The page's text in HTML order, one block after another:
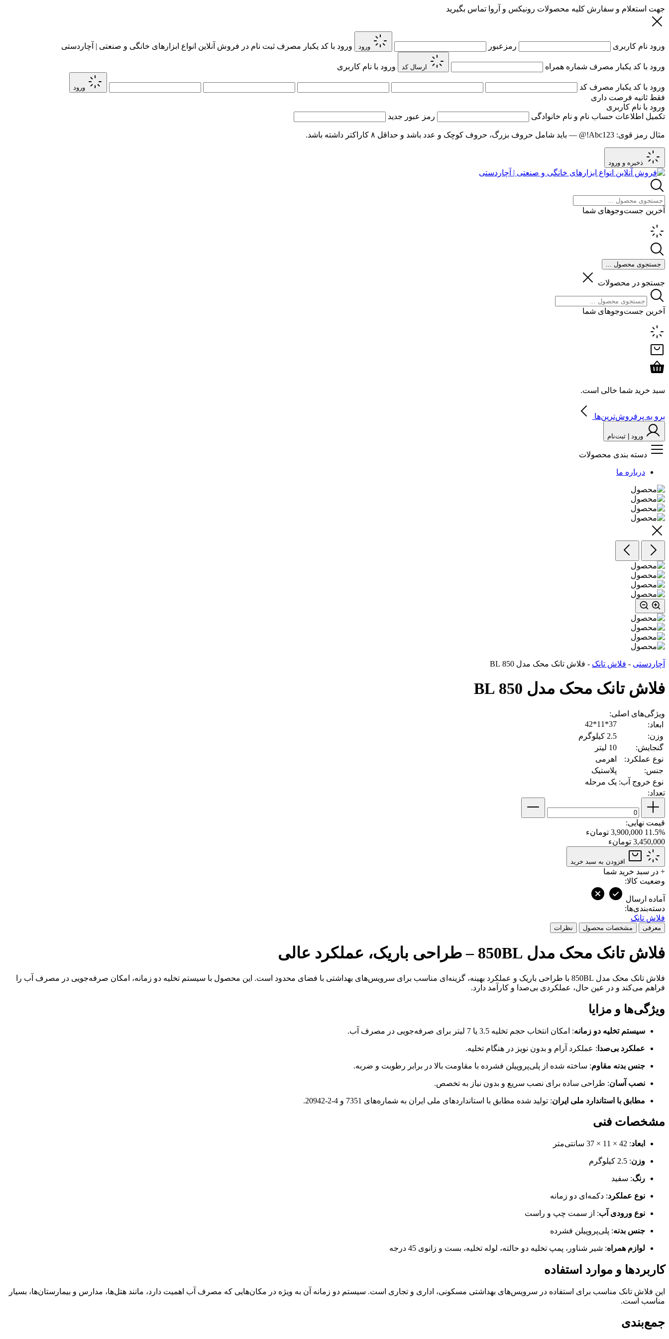
جهت استعلام و سفارش کلیه محصولات رونیکس و آروا تماس بگیرید
ورود نام کاربری رمزعبور ورود ورود با کد یکبار مصرف ثبت نام در فروش آنلاین انواع ابزارهای خانگی و صنعتی | آچاردستی
ورود با کد یکبار مصرف شماره همراه ارسال کد ورود با نام کاربری
ورود با کد یکبار مصرف کد ورود
فقط ثانیه فرصت داری
ورود با نام کاربری
تکمیل اطلاعات حساب نام و نام خانوادگی رمز عبور جدید
مثال رمز قوی: Abc123!@ — باید شامل حروف بزرگ، حروف کوچک و عدد باشد و حداقل ۸ کاراکتر داشته باشد.
ذخیره و ورود
آخرین جست‌وجوهای شما
جستجوی محصول ...
جستجو در محصولات
آخرین جست‌وجوهای شما
سبد خرید شما خالی است.
برو به پرفروش‌ترین‌ها
ورود | ثبت‌نام
دسته بندی محصولات
درباره ما
آچاردستی - فلاش تانک - فلاش تانک محک مدل 850 BL
فلاش تانک محک مدل 850 BL
ویژگی‌های اصلی:
ابعاد:
37*11*42
وزن:
2.5 کیلوگرم
گنجایش:
10 لیتر
نوع عملکرد:
اهرمی
جنس:
پلاستیک
نوع خروج آب: یک مرحله
تعداد:
قیمت نهایی:
11.5% 3,900,000 تومانء
3,450,000 تومانء
افزودن به سبد خرید
+ در سبد خرید شما
وضعیت کالا:
آماده ارسال
دسته‌بندی‌ها:
فلاش تانک
معرفی مشخصات محصول نظرات
فلاش تانک محک مدل 850BL – طراحی باریک، عملکرد عالی
فلاش تانک محک مدل 850BL با طراحی باریک و عملکرد بهینه، گزینه‌ای مناسب برای سرویس‌های بهداشتی با فضای محدود است. این محصول با سیستم تخلیه دو زمانه، امکان صرفه‌جویی در مصرف آب را
فراهم می‌کند و در عین حال، عملکردی بی‌صدا و کارآمد دارد.
ویژگی‌ها و مزایا
سیستم تخلیه دو زمانه: امکان انتخاب حجم تخلیه 3.5 یا 7 لیتر برای صرفه‌جویی در مصرف آب.
عملکرد بی‌صدا : عملکرد آرام و بدون نویز در هنگام تخلیه.
جنس بدنه مقاوم: ساخته شده از پلی‌پروپیلن فشرده با مقاومت بالا در برابر رطوبت و ضربه.
نصب آسان: طراحی ساده برای نصب سریع و بدون نیاز به تخصص.
مطابق با استاندارد ملی ایران: تولید شده مطابق با استانداردهای ملی ایران به شماره‌های 7351 و 4-2-20942.
مشخصات فنی
ابعاد: 42 × 11 × 37 سانتی‌متر
وزن: 2.5 کیلوگرم
رنگ: سفید
نوع عملکرد: دکمه‌ای دو زمانه
نوع ورودی آب: از سمت چپ و راست
جنس بدنه: پلی‌پروپیلن فشرده
لوازم همراه: شیر شناور، پمپ تخلیه دو حالته، لوله تخلیه، بست و زانوی 45 درجه
کاربردها و موارد استفاده
این فلاش تانک مناسب برای استفاده در سرویس‌های بهداشتی مسکونی، اداری و تجاری است. سیستم دو زمانه آن به ویژه در مکان‌هایی که مصرف آب اهمیت دارد، مانند هتل‌ها، مدارس و بیمارستان‌ها، بسیار
مناسب است.
جمع‌بندی